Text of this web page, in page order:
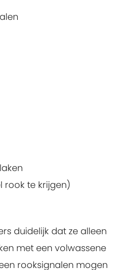
rook te krijgen)
duidelijk dat ze alleen
met een volwassene
rooksignalen mogen